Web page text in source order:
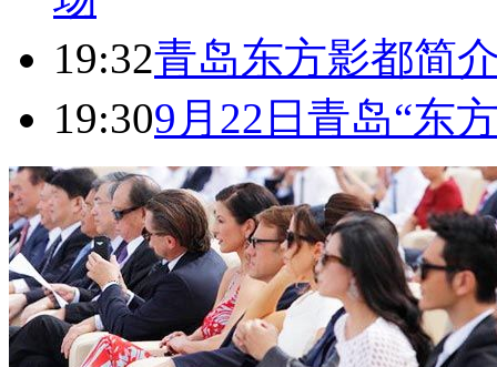
19:32青岛东方影都简
19:309月22日青岛“东